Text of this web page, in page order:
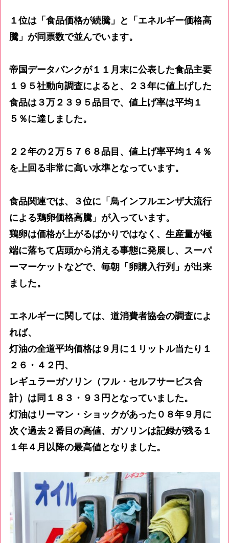
１位は「食品価格が続騰」と「エネルギー価格高
騰」が同票数で並んでいます。
帝国データバンクが１１月末に公表した食品主要
１９５社動向調査によると、２３年に値上げした
食品は３万２３９５品目で、値上げ率は平均１
５％に達しました。
２２年の２万５７６８品目、値上げ率平均１４％
を上回る非常に高い水準となっています。
食品関連では、３位に「鳥インフルエンザ大流行
による鶏卵価格高騰」が入っています。
鶏卵は価格が上がるばかりではなく、生産量が極
端に落ちて店頭から消える事態に発展し、スーパ
ーマーケットなどで、毎朝「卵購入行列」が出来
ました。
エネルギーに関しては、道消費者協会の調査によ
れば、
灯油の全道平均価格は９月に１リットル当たり１
２６・４２円、
レギュラーガソリン（フル・セルフサービス合
計）は同１８３・９３円となっていました。
灯油はリーマン・ショックがあった０８年９月に
次ぐ過去２番目の高値、ガソリンは記録が残る１
１年４月以降の最高値となりました。